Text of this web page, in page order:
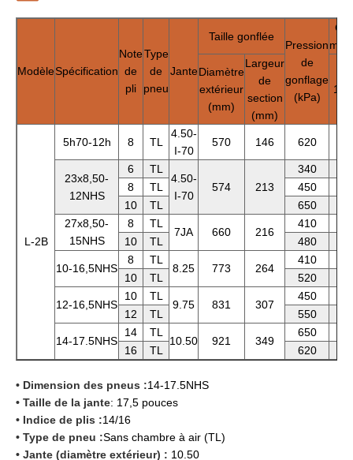
ModèleSpécification
Note
de
pli
Type
de
pneu
Jante
Taille gonflée
Pression
de
gonflage
(kPa)
Diamètre
extérieur
(mm)
Largeur
de
section
(mm)
10
L-2B
5h70-12h 8 TL
4.50-
I-70
570 146 620
23x8,50-
12NHS
6 TL
4.50-
I-70
574 213
340
8
TL 450
10
TL 650
27x8,50-
15NHS
8 TL
7JA 660 216
410
10
TL 480
10-16,5NHS
8 TL
8.25 773 264
410
10
TL 520
12-16,5NHS
10 TL
9.75 831 307
450
12
TL 550
14-17.5NHS
14 TL
10.50 921 349
650
16
TL 620
• Dimension des pneus :14-17.5NHS
• Taille de la jante: 17,5 pouces
• Indice de plis :14/16
• Type de pneu :Sans chambre à air (TL)
• Jante (diamètre extérieur) : 10.50